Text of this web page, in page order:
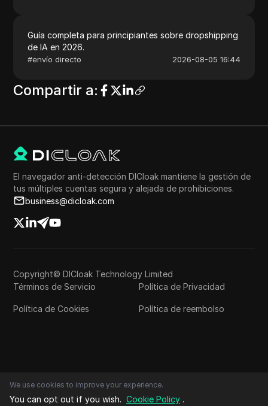
Guía completa para principiantes sobre dropshipping
de IA en 2026.
#envío directo 2026-08-05 16:44
Compartir a:
El navegador anti-detección DICloak mantiene la gestión de
tus múltiples cuentas segura y alejada de prohibiciones.
business@dicloak.com
Copyright© DICloak Technology Limited
Términos de Servicio
Política de Privacidad
Política de Cookies Política de reembolso
We use cookies to improve your experience.
You can opt out if you wish. Cookie Policy .